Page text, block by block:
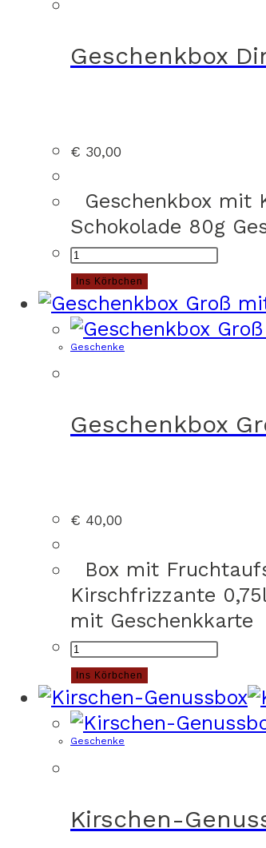
Geschenkbox
€ 30,00
Geschenkbox mit
Schokolade 80g
Geschenkbox
Dinner
for
2
Menge
Ins Körbchen
Geschenke
Geschenkbox
€ 40,00
Box mit
Kirschfrizzante
mit Geschenkkarte
Geschenkbox
Groß
mit
Geschenkkarte
Menge
Ins Körbchen
Geschenke
Kirschen-